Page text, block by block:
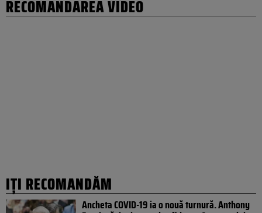
RECOMANDAREA VIDEO
IȚI RECOMANDĂM
Ancheta COVID-19 ia o nouă turnură. Anthony